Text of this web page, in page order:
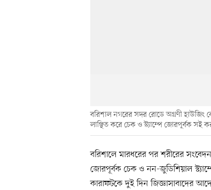
বরিশাল নগরের সদর রোডে অগ্রণী হাউজিং
লাঞ্ছিত করে চেক ও স্ট্যাম্পে জোরপূর্বক সই
বরিশালে মারধরের পর শরীরের
জোরপূর্বক চেক ও নন-জুডিশিয়াল
কারাফটকে দুই দিন জিজ্ঞাসাবাদের